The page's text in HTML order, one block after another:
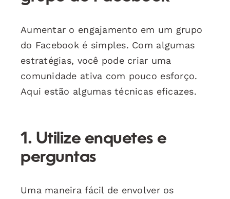
Aumentar o engajamento em um grupo
do Facebook é simples. Com algumas
estratégias, você pode criar uma
comunidade ativa com pouco esforço.
Aqui estão algumas técnicas eficazes.
1. Utilize enquetes e
perguntas
Uma maneira fácil de envolver os